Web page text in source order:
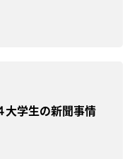
大学生の新聞事情